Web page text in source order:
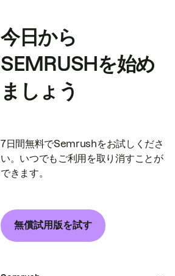
今日から
SEMRUSHを始め
ましょう
7日間無料でSemrushをお試しくださ
い。いつでもご利用を取り消すことが
できます。
無償試用版を試す